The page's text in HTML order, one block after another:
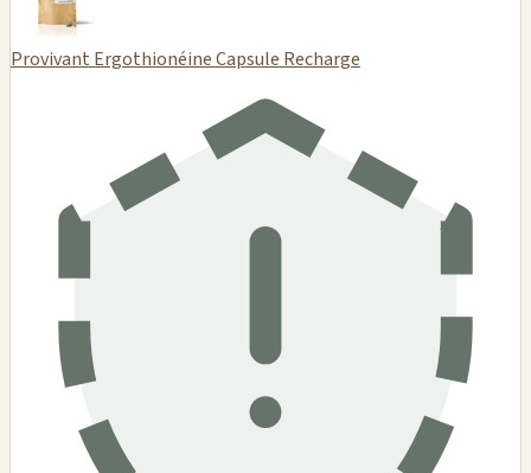
Provivant Ergothionéine Capsule Recharge